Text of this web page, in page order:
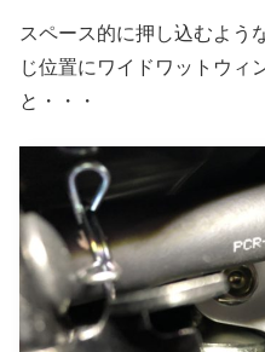
スペース的に押し込むよう
じ位置にワイドワットウィ
と・・・